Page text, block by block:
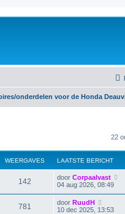
onderdelen voor de Honda
22
WEERGAVES LAATSTE BERICHT
142 door Corpaalvast
04 aug 2026, 08:49
781 door RuudH
10 dec 2025, 13:53